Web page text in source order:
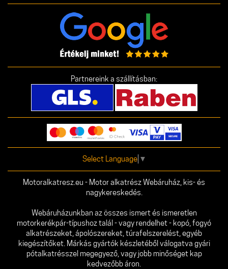
Partnereink a szállításban:
Select Language ▼
Motoralkatresz.eu - Motor alkatrész Webáruház, kis- és
nagykereskedés.
Webáruházunkban az összes ismert és ismeretlen
motorkerékpár-típushoz talál - vagy rendelhet - kopó, fogyó
alkatrészeket, ápolószereket, túrafelszerelést, egyéb
kiegészítőket. Márkás gyártók készletéből válogatva gyári
pótalkatrésszel megegyező, vagy jobb minőséget kap
kedvezőbb áron.